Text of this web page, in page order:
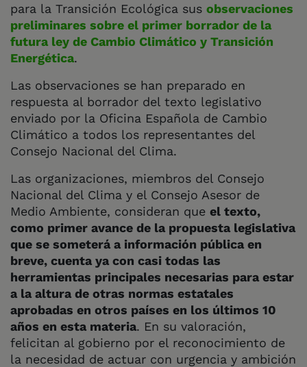
para la Transición Ecológica sus observaciones
preliminares sobre el primer borrador de la
futura ley de Cambio Climático y Transición
Energética.
Las observaciones se han preparado en
respuesta al borrador del texto legislativo
enviado por la Oficina Española de Cambio
Climático a todos los representantes del
Consejo Nacional del Clima.
Las organizaciones, miembros del Consejo
Nacional del Clima y el Consejo Asesor de
Medio Ambiente, consideran que el texto,
como primer avance de la propuesta legislativa
que se someterá a información pública en
breve, cuenta ya con casi todas las
herramientas principales necesarias para estar
a la altura de otras normas estatales
aprobadas en otros países en los últimos 10
años en esta materia. En su valoración,
felicitan al gobierno por el reconocimiento de
la necesidad de actuar con urgencia y ambición